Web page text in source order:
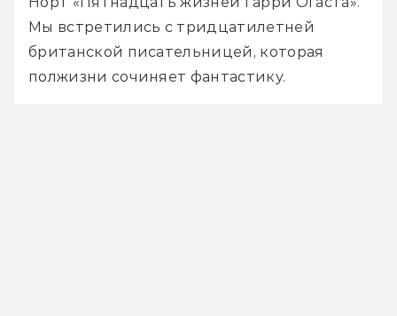
Мы встретились с тридцатилетней
британской писательницей, которая
полжизни сочиняет фантастику.